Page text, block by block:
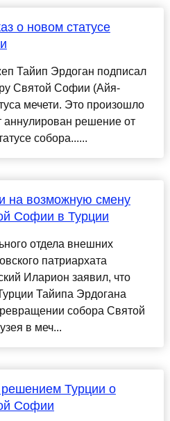
о новом статусе
Тайип Эрдоган подписал
Святой Софии (Айя-
мечети. Это произошло
аннулирован решение от
собора......
на возможную смену
Софии в Турции
отдела внешних
патриархата
Иларион заявил, что
Тайипа Эрдогана
собора Святой
в меч...
Турции о
Софии